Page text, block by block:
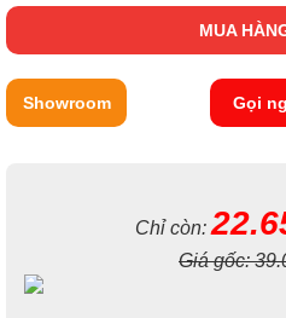
MUA
Showroom Gọi
Chỉ còn:
Giá gốc: